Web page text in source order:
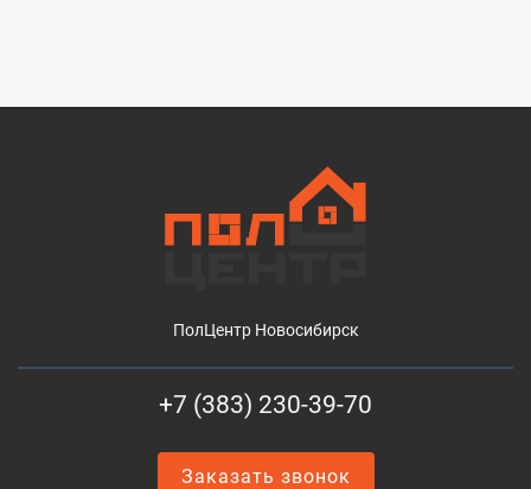
ПолЦентр Новосибирск
+7 (383) 230-39-70
Заказать звонок